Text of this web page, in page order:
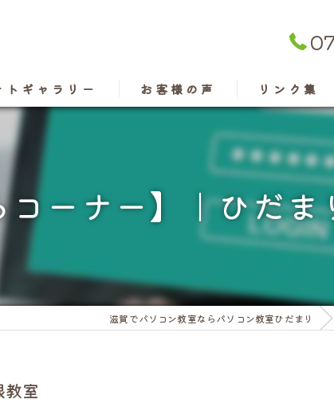
トギャラリー お客様の声 リンク集
ーナー】｜ひだま
滋賀でパソコン教室ならパソコン教室ひだまり
教室